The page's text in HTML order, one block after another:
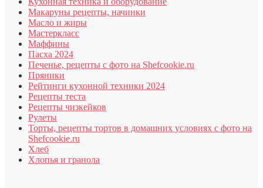
Макаруны рецепты, начинки
Масло и жиры
Мастеркласс
Маффины
Пасха 2024
Печенье, рецепты с фото на Shefcookie.ru
Пряники
Рейтинги кухонной техники 2024
Рецепты теста
Рецепты чизкейков
Рулеты
Торты, рецепты тортов в домашних условиях с фото на
Shefcookie.ru
Хлеб
Хлопья и гранола